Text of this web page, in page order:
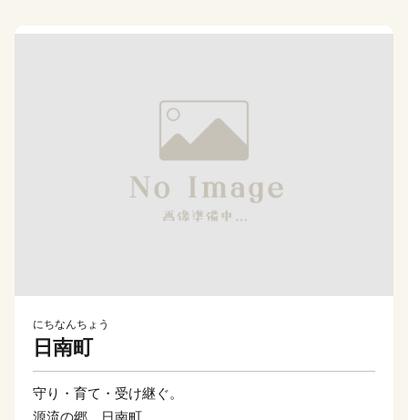
にちなんちょう
日南町
守り・育て・受け継ぐ。